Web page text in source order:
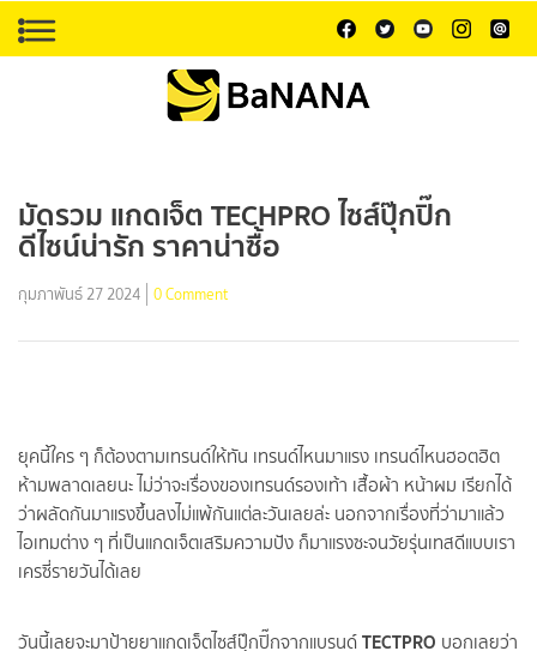
มัดรวม แกดเจ็ต TECHPRO ไซส์ปุ๊กปิ๊ก
ดีไซน์น่ารัก ราคาน่าซื้อ
กุมภาพันธ์ 27 2024 0 Comment
ยุคนี้ใคร ๆ ก็ต้องตามเทรนด์ให้ทัน เทรนด์ไหนมาแรง เทรนด์ไหนฮอตฮิต
ห้ามพลาดเลยนะ ไม่ว่าจะเรื่องของเทรนด์รองเท้า เสื้อผ้า หน้าผม เรียกได้
ว่าผลัดกันมาแรงขึ้นลงไม่แพ้กันแต่ละวันเลยล่ะ นอกจากเรื่องที่ว่ามาแล้ว
ไอเทมต่าง ๆ ที่เป็นแกดเจ็ตเสริมความปัง ก็มาแรงซะจนวัยรุ่นเทสดีแบบเรา
เครซี่รายวันได้เลย
วันนี้เลยจะมาป้ายยาแกดเจ็ตไซส์ปุ๊กปิ๊กจากแบรนด์TECTPRO บอกเลยว่า